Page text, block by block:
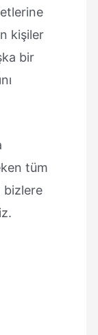
kişiler
bir
tüm
bizlere